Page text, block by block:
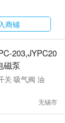
商铺
203,JYPC20
磁泵
关 吸气阀 油
无锡市